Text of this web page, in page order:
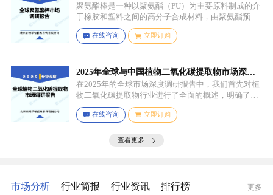
聚氨酯棒是一种以聚氨酯（PU）为主要原料制成的介
于橡胶和塑料之间的高分子合成材料，由聚氨酯预聚
体、扩链剂、低分子量多元醇、助剂等组成，其中，
预聚体是基础原料，决定了聚氨酯棒的基本性能，扩
如增塑剂、填充剂、着色剂、抗氧剂、光稳定剂、阻
燃剂等，可改善材料的加工性能、物理性能和化学性
能等。
在线咨询 立即订购
2025年全球与中国植物二氧化碳提取物市场深度
调研报告：行业趋势与投资前景分析
在2025年的全球市场深度调研报告中，我们首先对植
物二氧化碳提取物行业进行了全面的概述，明确了市
场细分与应用场景。通过对细分产品的定义与特点进
行深入分析，我们揭示了关键应用场景及其客群洞
在线咨询 立即订购
查看更多
市场分析 行业简报 行业资讯 排行榜 更多